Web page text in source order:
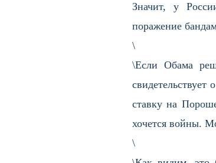
Значит, у
поражение
\
\Если Обама
свидетельствует
ставку на
хочется войны.
\